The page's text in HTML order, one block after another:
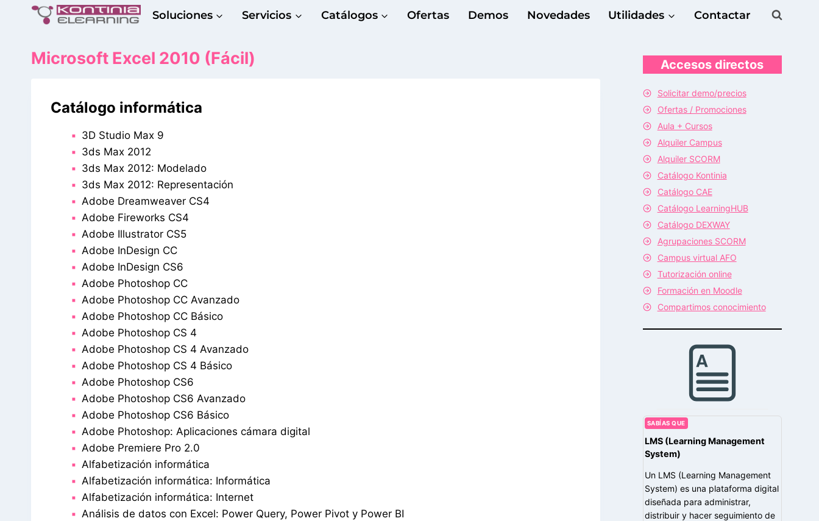
Soluciones Servicios Catálogos Ofertas Demos Novedades Utilidades Contactar
Microsoft Excel 2010 (Fácil)
Catálogo informática
3D Studio Max 9
3ds Max 2012
3ds Max 2012: Modelado
3ds Max 2012: Representación
Adobe Dreamweaver CS4
Adobe Fireworks CS4
Adobe Illustrator CS5
Adobe InDesign CC
Adobe InDesign CS6
Adobe Photoshop CC
Adobe Photoshop CC Avanzado
Adobe Photoshop CC Básico
Adobe Photoshop CS 4
Adobe Photoshop CS 4 Avanzado
Adobe Photoshop CS 4 Básico
Adobe Photoshop CS6
Adobe Photoshop CS6 Avanzado
Adobe Photoshop CS6 Básico
Adobe Photoshop: Aplicaciones cámara digital
Adobe Premiere Pro 2.0
Alfabetización informática
Alfabetización informática: Informática
Alfabetización informática: Internet
Análisis de datos con Excel: Power Query, Power Pivot y Power BI
Accesos directos
Solicitar demo/precios
Ofertas / Promociones
Aula + Cursos
Alquiler Campus
Alquiler SCORM
Catálogo Kontinia
Catálogo CAE
Catálogo LearningHUB
Catálogo DEXWAY
Agrupaciones SCORM
Campus virtual AFO
Tutorización online
Formación en Moodle
Compartimos conocimiento
SABÍAS QUE
LMS (Learning Management
System)
Un LMS (Learning Management
System) es una plataforma digital
diseñada para administrar,
distribuir y hacer seguimiento de